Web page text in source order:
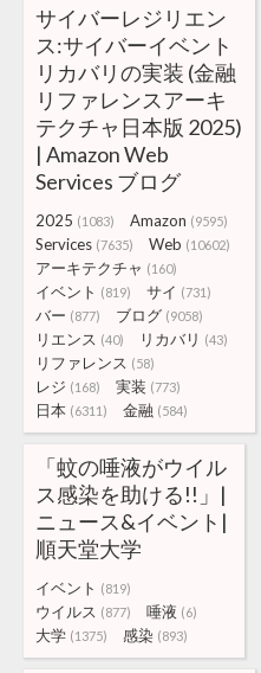
サイバーレジリエン
ス:サイバーイベント
リカバリの実装 (金融
リファレンスアーキ
テクチャ日本版 2025)
| Amazon Web
Services ブログ
2025 (1083) Amazon (9595)
Services (7635) Web (10602)
アーキテクチャ (160)
イベント (819) サイ (731)
バー (877) ブログ (9058)
リエンス (40) リカバリ (43)
リファレンス (58)
レジ (168) 実装 (773)
日本 (6311) 金融 (584)
「蚊の唾液がウイル
ス感染を助ける!!」|
ニュース&イベント|
順天堂大学
イベント (819)
ウイルス (877) 唾液 (6)
大学 (1375) 感染 (893)